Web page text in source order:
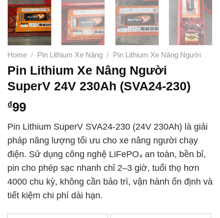
Home / Pin Lithium Xe Nâng / Pin Lithium Xe Nâng Người
Pin Lithium Xe Nâng Người
SuperV 24V 230Ah (SVA24-230)
₫99
Pin Lithium SuperV SVA24-230 (24V 230Ah) là giải
pháp năng lượng tối ưu cho xe nâng người chạy
điện. Sử dụng công nghệ LiFePO₄ an toàn, bền bỉ,
pin cho phép sạc nhanh chỉ 2–3 giờ, tuổi thọ hơn
4000 chu kỳ, không cần bảo trì, vận hành ổn định và
tiết kiệm chi phí dài hạn.